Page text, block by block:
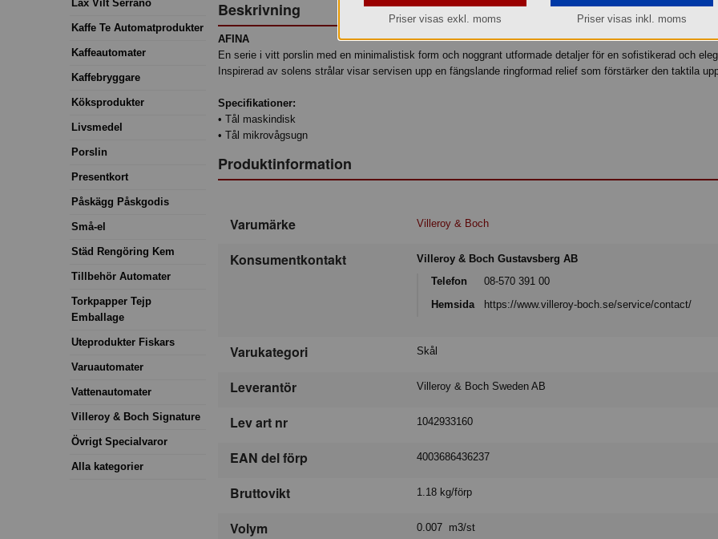
Lax Vilt Serrano
Kaffe Te Automatprodukter
Kaffeautomater
Kaffebryggare
Köksprodukter
Livsmedel
Porslin
Presentkort
Påskägg Påskgodis
Små-el
Städ Rengöring Kem
Tillbehör Automater
Torkpapper Tejp
Emballage
Uteprodukter Fiskars
Varuautomater
Vattenautomater
Villeroy & Boch Signature
Övrigt Specialvaror
Alla kategorier
Beskrivning
AFINA
En serie i vitt porslin med en minimalistisk form och noggrant utformade detaljer för en sofistikerad och
Inspirerad av solens strålar visar servisen upp en fängslande ringformad relief som förstärker den taktila
Specifikationer:
• Tål maskindisk
• Tål mikrovågsugn
Produktinformation
Varumärke Villeroy & Boch
Konsumentkontakt
Villeroy & Boch Gustavsberg AB
Telefon
08-570 391 00
Hemsida
https://www.villeroy-boch.se/service/contact/
Varukategori Skål
Leverantör Villeroy & Boch Sweden AB
Lev art nr 1042933160
EAN del förp 4003686436237
Bruttovikt 1.18 kg/förp
Volym 0.007 m3/st
Priser visas exkl. moms Priser visas inkl. moms